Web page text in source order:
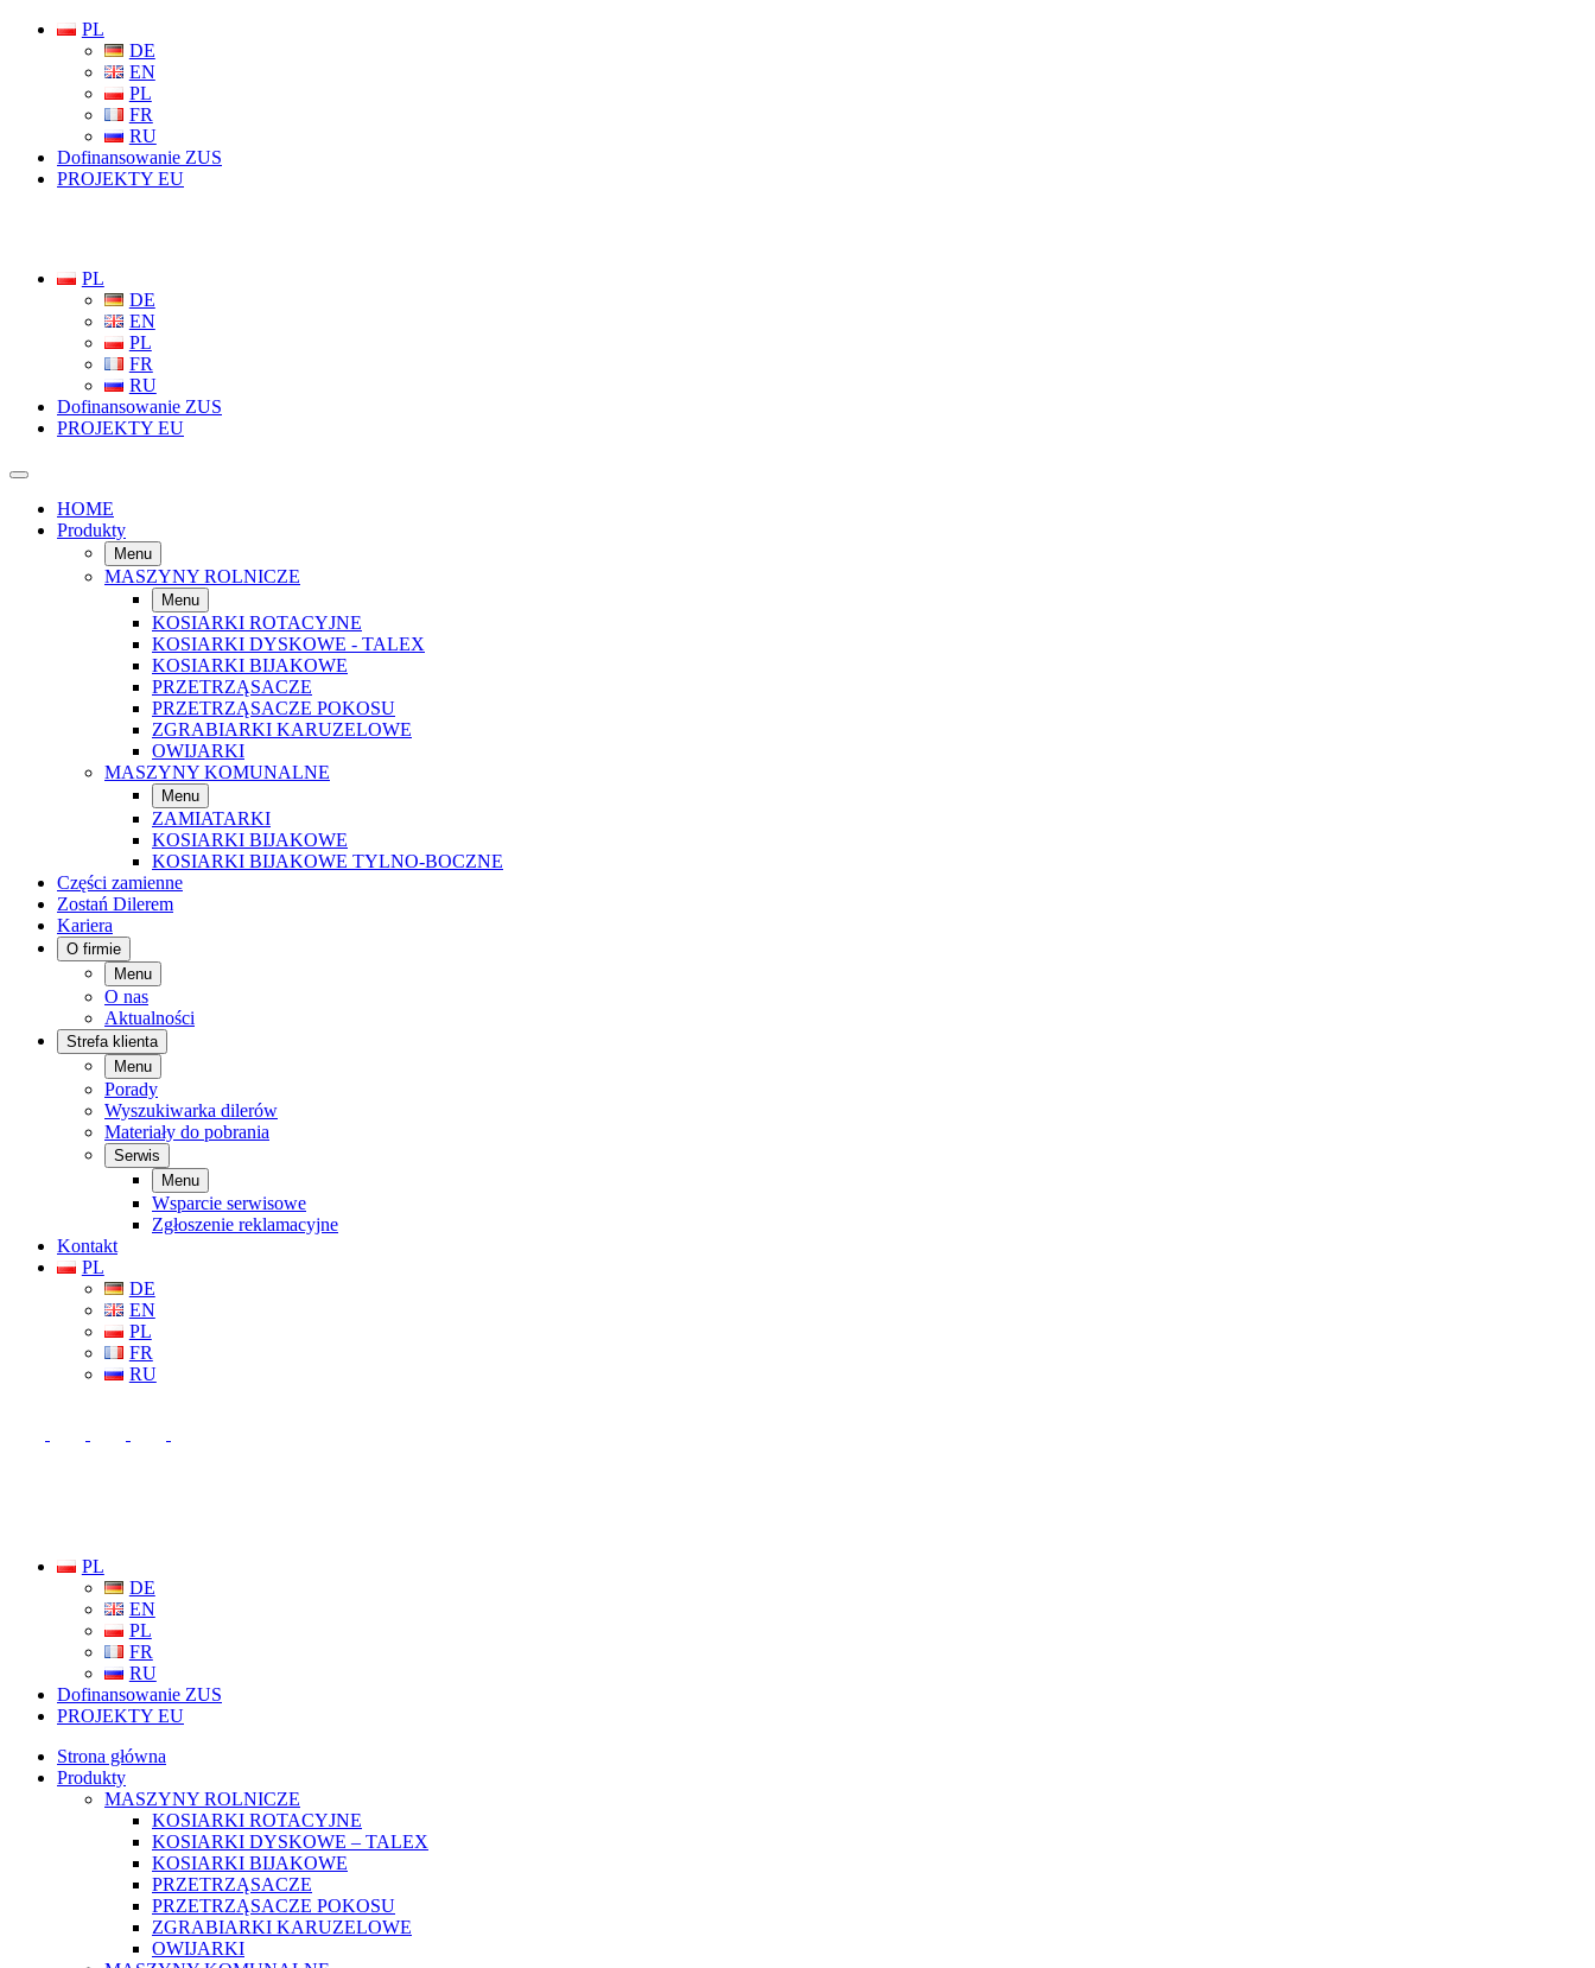
PL
DE
EN
PL
FR
RU
Dofinansowanie ZUS
PROJEKTY EU
PL
DE
EN
PL
FR
RU
Dofinansowanie ZUS
PROJEKTY EU
HOME
Produkty
Menu
MASZYNY ROLNICZE
Menu
KOSIARKI ROTACYJNE
KOSIARKI DYSKOWE - TALEX
KOSIARKI BIJAKOWE
PRZETRZĄSACZE
PRZETRZĄSACZE POKOSU
ZGRABIARKI KARUZELOWE
OWIJARKI
MASZYNY KOMUNALNE
Menu
ZAMIATARKI
KOSIARKI BIJAKOWE
KOSIARKI BIJAKOWE TYLNO-BOCZNE
Części zamienne
Zostań Dilerem
Kariera
O firmie
Menu
O nas
Aktualności
Strefa klienta
Menu
Porady
Wyszukiwarka dilerów
Materiały do pobrania
Serwis
Menu
Wsparcie serwisowe
Zgłoszenie reklamacyjne
Kontakt
PL
DE
EN
PL
FR
RU
PL
DE
EN
PL
FR
RU
Dofinansowanie ZUS
PROJEKTY EU
Strona główna
Produkty
MASZYNY ROLNICZE
KOSIARKI ROTACYJNE
KOSIARKI DYSKOWE – TALEX
KOSIARKI BIJAKOWE
PRZETRZĄSACZE
PRZETRZĄSACZE POKOSU
ZGRABIARKI KARUZELOWE
OWIJARKI